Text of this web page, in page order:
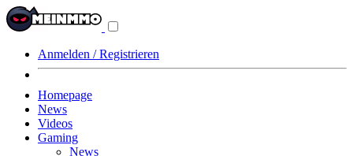
Anmelden / Registrieren
Homepage
News
Videos
Gaming
News